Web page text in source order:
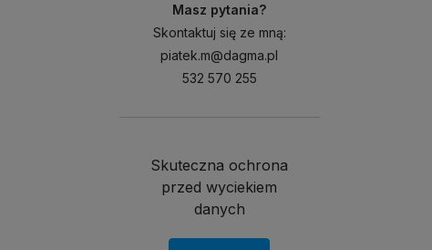
Masz pytania?
Skontaktuj się ze mną:
piatek.m@dagma.pl
532 570 255
Skuteczna ochrona
przed wyciekiem
danych